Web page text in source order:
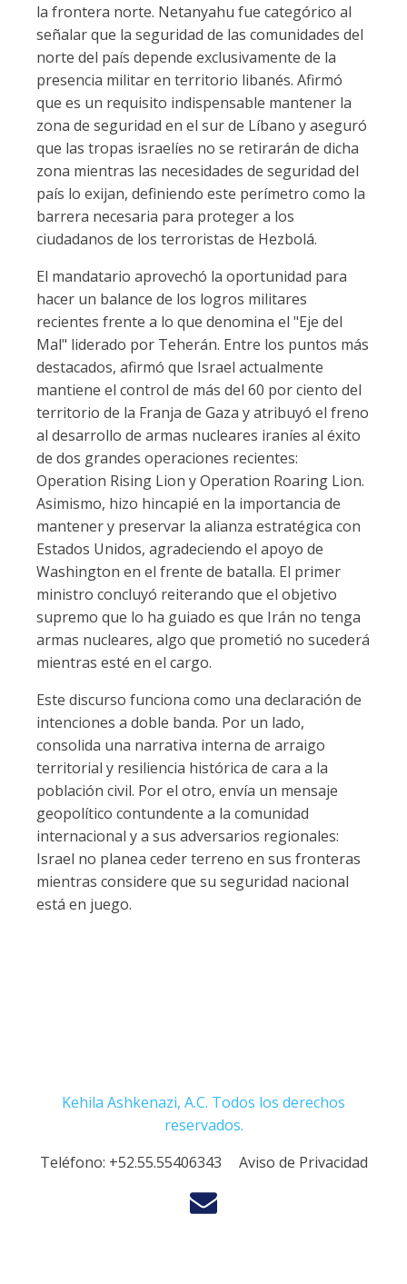
la frontera norte. Netanyahu fue categórico al
señalar que la seguridad de las comunidades del
norte del país depende exclusivamente de la
presencia militar en territorio libanés. Afirmó
que es un requisito indispensable mantener la
zona de seguridad en el sur de Líbano y aseguró
que las tropas israelíes no se retirarán de dicha
zona mientras las necesidades de seguridad del
país lo exijan, definiendo este perímetro como la
barrera necesaria para proteger a los
ciudadanos de los terroristas de Hezbolá.
El mandatario aprovechó la oportunidad para
hacer un balance de los logros militares
recientes frente a lo que denomina el "Eje del
Mal" liderado por Teherán. Entre los puntos más
destacados, afirmó que Israel actualmente
mantiene el control de más del 60 por ciento del
territorio de la Franja de Gaza y atribuyó el freno
al desarrollo de armas nucleares iraníes al éxito
de dos grandes operaciones recientes:
Operation Rising Lion y Operation Roaring Lion.
Asimismo, hizo hincapié en la importancia de
mantener y preservar la alianza estratégica con
Estados Unidos, agradeciendo el apoyo de
Washington en el frente de batalla. El primer
ministro concluyó reiterando que el objetivo
supremo que lo ha guiado es que Irán no tenga
armas nucleares, algo que prometió no sucederá
mientras esté en el cargo.
Este discurso funciona como una declaración de
intenciones a doble banda. Por un lado,
consolida una narrativa interna de arraigo
territorial y resiliencia histórica de cara a la
población civil. Por el otro, envía un mensaje
geopolítico contundente a la comunidad
internacional y a sus adversarios regionales:
Israel no planea ceder terreno en sus fronteras
mientras considere que su seguridad nacional
está en juego.
Kehila Ashkenazi, A.C. Todos los derechos
reservados.
Teléfono: +52.55.55406343 Aviso de Privacidad